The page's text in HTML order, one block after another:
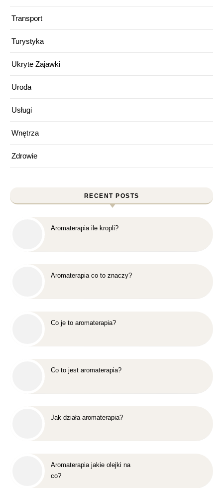
Transport
Turystyka
Ukryte Zajawki
Uroda
Usługi
Wnętrza
Zdrowie
RECENT POSTS
Aromaterapia ile kropli?
Aromaterapia co to znaczy?
Co je to aromaterapia?
Co to jest aromaterapia?
Jak działa aromaterapia?
Aromaterapia jakie olejki na
co?